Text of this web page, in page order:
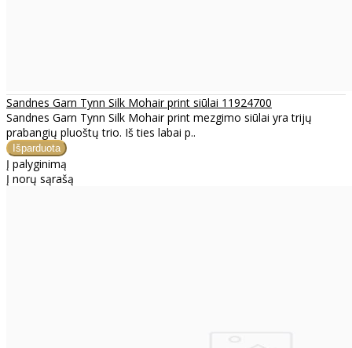
Sandnes Garn Tynn Silk Mohair print siūlai 11924700
Sandnes Garn Tynn Silk Mohair print mezgimo siūlai yra trijų
prabangių pluoštų trio. Iš ties labai p..
Į palyginimą
Į norų sąrašą